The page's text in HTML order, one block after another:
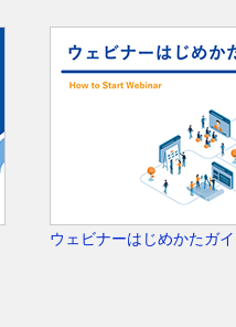
ウェビナーはじめかたガイ